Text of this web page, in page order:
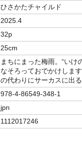
ひさかたチャイルド
2025.4
32p
25cm
まちにまった梅雨。“い
なそろっておでかけしま
の代わりにサーカスに出
978-4-86549-348-1
jpn
1112017246